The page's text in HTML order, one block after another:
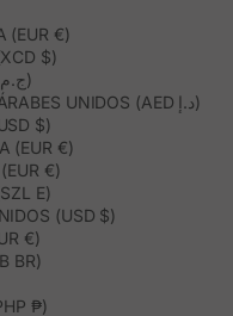
(EUR €)
$)
EGITO (EGP ج.م)
EMIRADOS ÁRABES UNIDOS (AED د.إ)
$)
(EUR €)
€)
E)
(USD $)
€)
BR)
₱)